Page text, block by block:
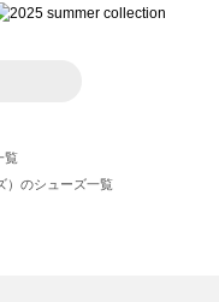
覧
）のシューズ一覧
スモス）のシューズ一覧
ューズ一覧